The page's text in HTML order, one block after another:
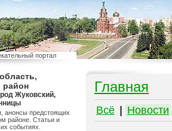
портал
район
Жуковский,
анонсы предстоящих
районе. Статьи и
событиях.
Главная
Всё Новости